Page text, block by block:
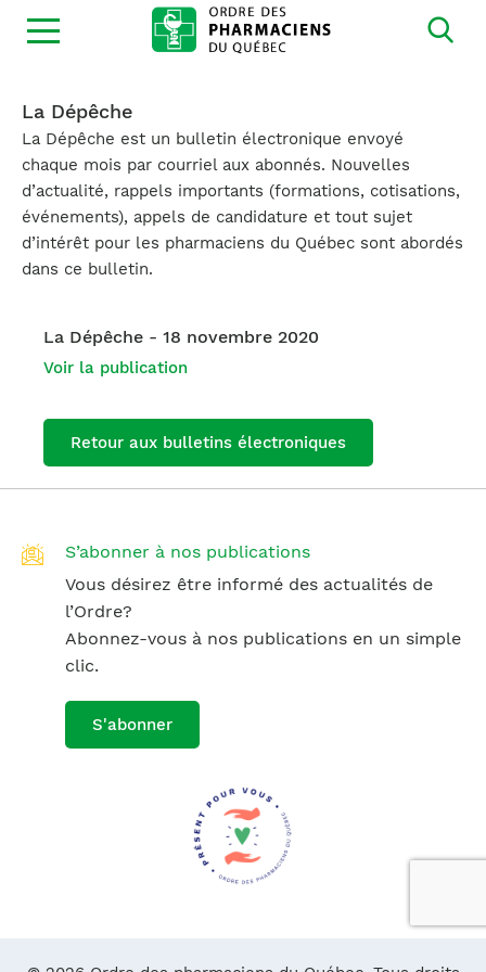
Ouvrir
la
La Dépêche
La Dépêche est un bulletin électronique envoyé
chaque mois par courriel aux abonnés. Nouvelles
d’actualité, rappels importants (formations, cotisations,
événements), appels de candidature et tout sujet
d’intérêt pour les pharmaciens du Québec sont abordés
dans ce bulletin.
La Dépêche - 18 novembre 2020
Voir la publication
Retour aux bulletins électroniques
S’abonner à nos publications
Vous désirez être informé des actualités de
l’Ordre?
Abonnez-vous à nos publications en un simple
clic.
S'abonner